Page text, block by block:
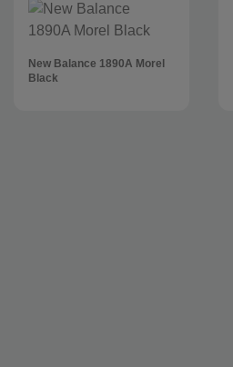
New Balance 1890A Morel
Black